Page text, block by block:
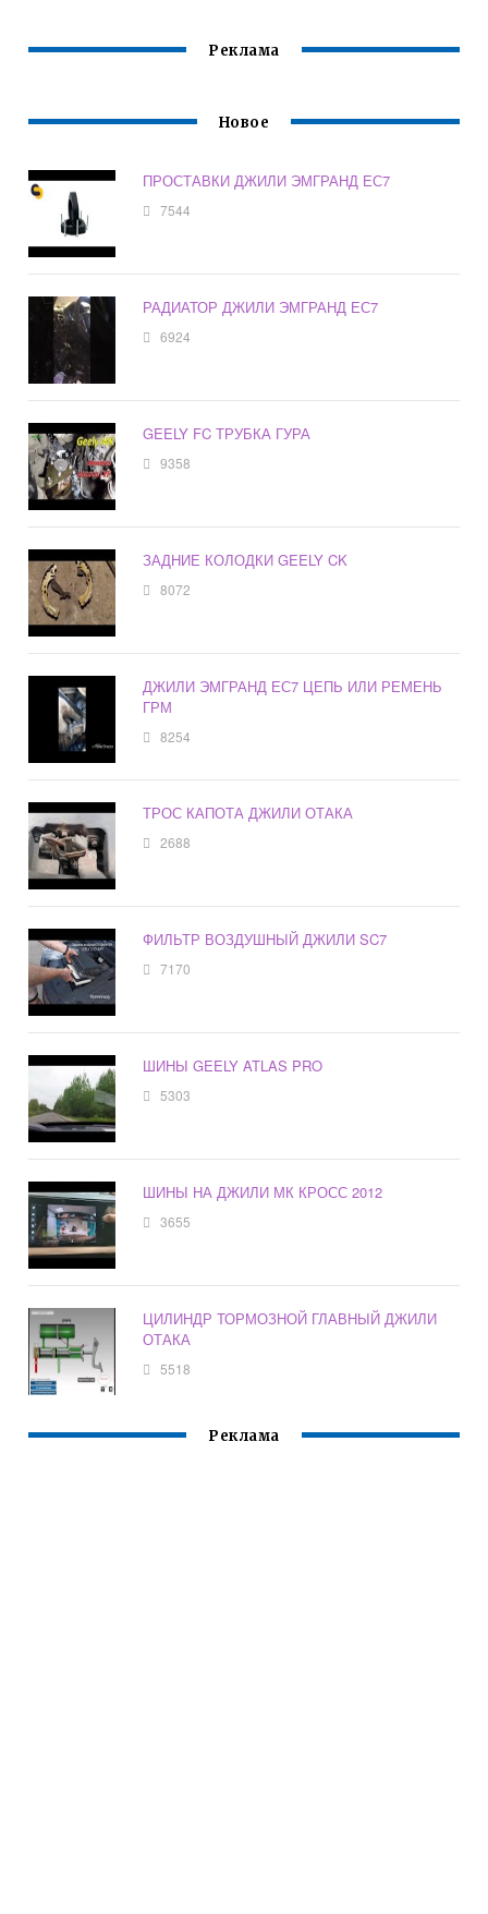
Реклама
Новое
ПРОСТАВКИ ДЖИЛИ ЭМГРАНД ЕС7
7544
РАДИАТОР ДЖИЛИ ЭМГРАНД ЕС7
6924
GEELY FC ТРУБКА ГУРА
9358
ЗАДНИЕ КОЛОДКИ GEELY CK
8072
ДЖИЛИ ЭМГРАНД ЕС7 ЦЕПЬ ИЛИ РЕМЕНЬ
ГРМ
8254
ТРОС КАПОТА ДЖИЛИ ОТАКА
2688
ФИЛЬТР ВОЗДУШНЫЙ ДЖИЛИ SC7
7170
ШИНЫ GEELY ATLAS PRO
5303
ШИНЫ НА ДЖИЛИ МК КРОСС 2012
3655
ЦИЛИНДР ТОРМОЗНОЙ ГЛАВНЫЙ ДЖИЛИ
ОТАКА
5518
Реклама